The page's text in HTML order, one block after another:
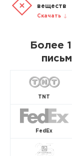
веществ
Скачать
Более
TNT
FedEx